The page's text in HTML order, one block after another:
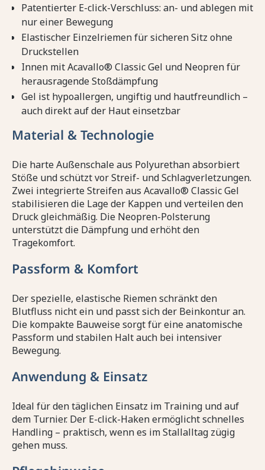
Patentierter E-click-Verschluss: an- und ablegen mit
nur einer Bewegung
Elastischer Einzelriemen für sicheren Sitz ohne
Druckstellen
Innen mit Acavallo® Classic Gel und Neopren für
herausragende Stoßdämpfung
Gel ist hypoallergen, ungiftig und hautfreundlich –
auch direkt auf der Haut einsetzbar
Material & Technologie
Die harte Außenschale aus Polyurethan absorbiert
Stöße und schützt vor Streif- und Schlagverletzungen.
Zwei integrierte Streifen aus Acavallo® Classic Gel
stabilisieren die Lage der Kappen und verteilen den
Druck gleichmäßig. Die Neopren-Polsterung
unterstützt die Dämpfung und erhöht den
Tragekomfort.
Passform & Komfort
Der spezielle, elastische Riemen schränkt den
Blutfluss nicht ein und passt sich der Beinkontur an.
Die kompakte Bauweise sorgt für eine anatomische
Passform und stabilen Halt auch bei intensiver
Bewegung.
Anwendung & Einsatz
Ideal für den täglichen Einsatz im Training und auf
dem Turnier. Der E-click-Haken ermöglicht schnelles
Handling – praktisch, wenn es im Stallalltag zügig
gehen muss.